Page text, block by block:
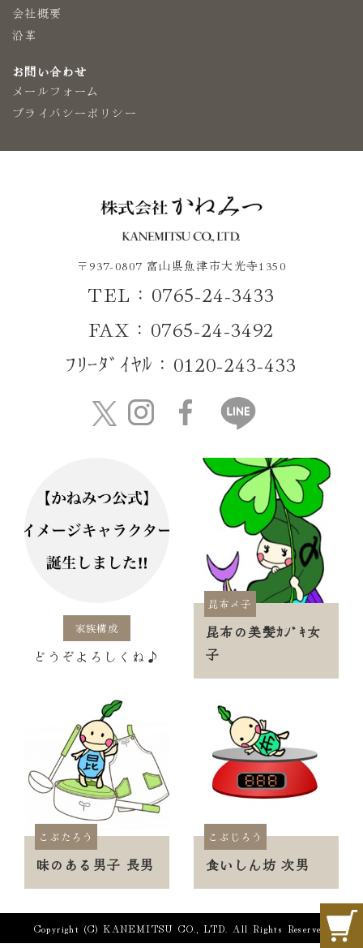
会社概要
沿革
お問い合わせ
メールフォーム
プライバシーポリシー
〒937-0807 富山県魚津市大光寺1350
TEL：0765-24-3433
FAX：0765-24-3492
ﾌﾘｰﾀﾞｲﾔﾙ：0120-243-433
家族構成
どうぞよろしくね♪
昆布〆子
昆布の美髪ｶｼﾞｷ女
子
こぶたろう
味のある男子 長男
こぶじろう
食いしん坊 次男
Copyright (C) KANEMITSU CO., LTD. All Rights Reserved.